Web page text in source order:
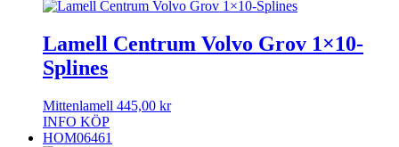
Lamell Centrum Volvo Grov 1×10-
Splines
Mittenlamell 445,00 kr
INFO KÖP
HOM06461